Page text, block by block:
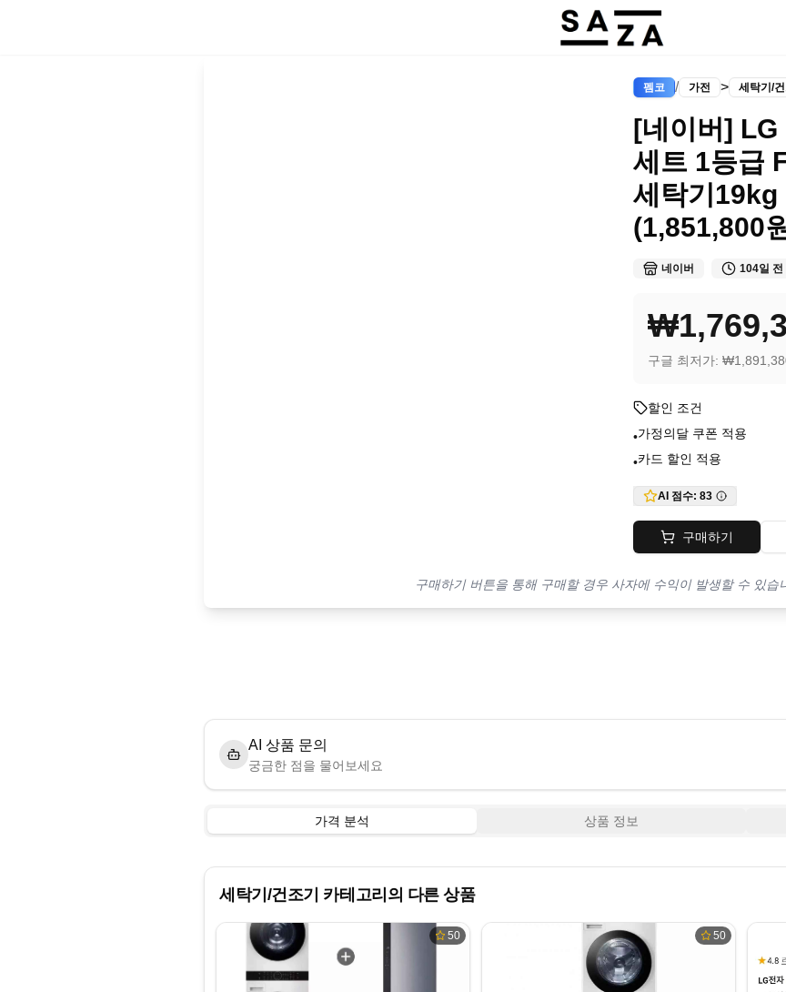
펨코 / 가전 > 세탁기/건
[네이버] LG
세트 1등급
세탁기19kg
(1,851,800
네이버 104일 전
구글 최저가:
할인 조건
•가정의달 쿠폰 적용
•카드 할인 적용
AI 점수: 83
구매하기
구매하기 버튼을 통해 구매할 경우 사자에 수익이 발생할 수 있습
AI 상품 문의
궁금한 점을 물어보세요
가격 분석 상품 정보
세탁기/건조기 카테고리의 다른 상품
50 50